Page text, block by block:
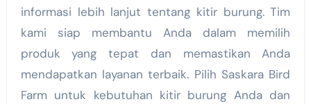
informasi lebih lanjut tentang kitir burung. Tim
kami siap membantu Anda dalam memilih
produk yang tepat dan memastikan Anda
mendapatkan layanan terbaik. Pilih Saskara Bird
Farm untuk kebutuhan kitir burung Anda dan